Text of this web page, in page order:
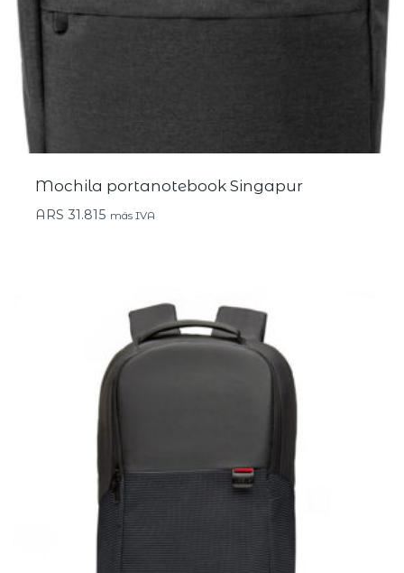
Mochila portanotebook Singapur
ARS 31.815 más IVA